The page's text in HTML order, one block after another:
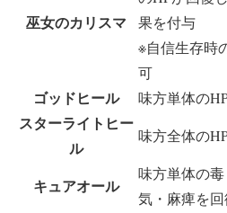
巫女のカリスマ
果を付与
※自信生存時
可
ゴッドヒール 味方単体の
スターライトヒー
ル
味方全体の
キュアオール
味方単体の
気・麻痺を回